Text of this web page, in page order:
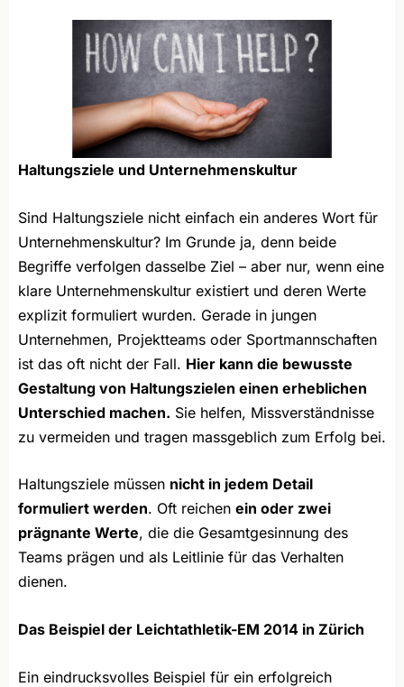
Haltungsziele und Unternehmenskultur
Sind Haltungsziele nicht einfach ein anderes Wort für
Unternehmenskultur? Im Grunde ja, denn beide
Begriffe verfolgen dasselbe Ziel – aber nur, wenn eine
klare Unternehmenskultur existiert und deren Werte
explizit formuliert wurden. Gerade in jungen
Unternehmen, Projektteams oder Sportmannschaften
ist das oft nicht der Fall. Hier kann die bewusste
Gestaltung von Haltungszielen einen erheblichen
Unterschied machen. Sie helfen, Missverständnisse
zu vermeiden und tragen massgeblich zum Erfolg bei.
Haltungsziele müssen nicht in jedem Detail
formuliert werden. Oft reichen ein oder zwei
prägnante Werte, die die Gesamtgesinnung des
Teams prägen und als Leitlinie für das Verhalten
dienen.
Das Beispiel der Leichtathletik-EM 2014 in Zürich
Ein eindrucksvolles Beispiel für ein erfolgreich